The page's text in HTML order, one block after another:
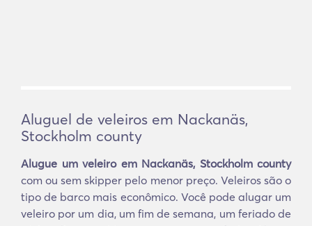
Aluguel de veleiros em Nackanäs,
Stockholm county
Alugue um veleiro em Nackanäs, Stockholm county
com ou sem skipper pelo menor preço. Veleiros são o
tipo de barco mais econômico. Você pode alugar um
veleiro por um dia, um fim de semana, um feriado de